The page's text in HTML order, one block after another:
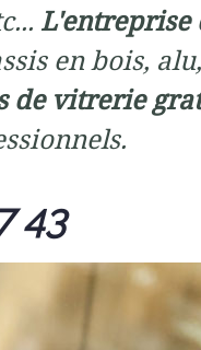
L'entreprise
en bois,
de vitrerie
43